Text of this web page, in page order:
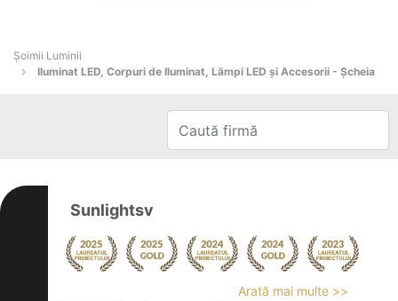
Șoimii Luminii
Iluminat LED, Corpuri de Iluminat, Lămpi LED și Accesorii - Şcheia
Sunlightsv
Arată mai multe >>